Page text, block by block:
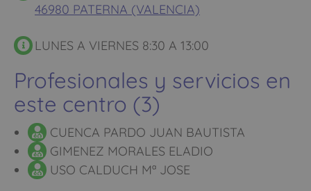
46980 PATERNA (VALENCIA)
LUNES A VIERNES 8:30 A 13:00
Profesionales y servicios en
este centro (3)
CUENCA PARDO JUAN BAUTISTA
GIMENEZ MORALES ELADIO
USO CALDUCH Mª JOSE